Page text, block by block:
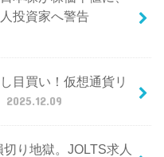
投資家へ警告
目買い！仮想通貨リ
2025.12.09
切り地獄。JOLTS求人